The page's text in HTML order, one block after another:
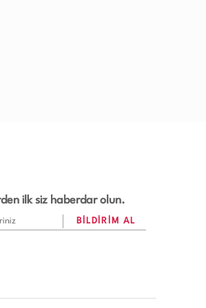
ilk siz haberdar olun.